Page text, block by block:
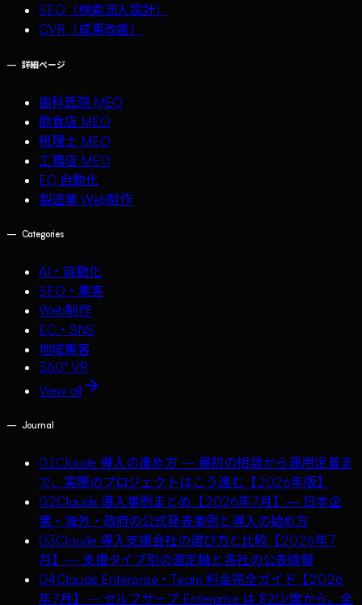
SEO（検索流入設計）
CVR（成果改善）
— 詳細ページ
歯科医院 MEO
飲食店 MEO
税理士 MEO
工務店 MEO
EC 自動化
製造業 Web制作
— Categories
AI・自動化
SEO・集客
Web制作
EC・SNS
地域集客
360° VR
View all
— Journal
01Claude 導入の進め方 — 最初の相談から運用定着ま
で、実際のプロジェクトはこう進む【2026年版】
02Claude 導入事例まとめ【2026年7月】— 日本企
業・海外・政府の公式発表事例と導入の始め方
03Claude 導入支援会社の選び方と比較【2026年7
月】— 支援タイプ別の選定軸と各社の公表情報
04Claude Enterprise・Team 料金完全ガイド【2026
年7月】— セルフサーブ Enterprise は $20/席から。全